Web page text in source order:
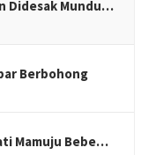
Didesak Mundu…
Berbohong
Mamuju Bebe…